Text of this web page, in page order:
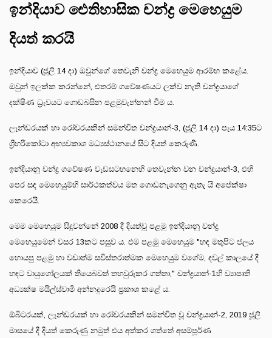
ඉන්දියාව ඓතිහාසික චන්ද්‍ර මෙහෙයුම
දියත් කරයි
ඉන්දියාව (ජූලි 14 දා) ඔවුන්ගේ තෙවැනි චන්ද්‍ර මෙහෙයුම ආරම්භ කළේය.
ඔවුන් ඉලක්ක කරන්නේ, එතරම් ගවේෂණයට ලක්ව නැති චන්ද්‍රයාගේ
දක්ෂිණ ධ්‍රැවයට ගොඩබසින පළමුවැන්නන් වීම ය.
ලෑන්ඩරයක් හා රෝවරයකින් සමන්විත චන්ද්‍රයාන්-3, (ජූලි 14 දා) පැය 14:35ට
ශ්‍රීහරිකෝටා අභ්‍යවකාශ මධ්‍යස්ථානයේ සිට දියත් කෙරුණි.
ඉන්දියානු චන්ද්‍ර ගවේෂණ වැඩසටහනෙහි තෙවැන්න වන චන්ද්‍රයාන්-3, එහි
පෙර සඳ මෙහෙයුම්හි සාර්ථකත්වය මත ගොඩනැගෙනු ඇතැ යි අපේක්ෂා
කෙරෙයි.
මෙම මෙහෙයුම සිදුවන්නේ 2008 දී දියත්වූ පළමු ඉන්දියානු චන්ද්‍ර
මෙහෙයුමෙන් වසර 13කට පසුව ය. එම පළමු මෙහෙයුම "හඳ මතුපිට ජලය
හොයපු පළමු හා වඩාත්ම සවිස්තරාත්මක මෙහෙයුම වගේම, දවල් කාලයේ දී
හඳට වායුගෝලයක් තියෙබවත් තහවුරුකර ගත්තා," චන්ද්‍රයාන්-1හි ව්‍යාපෘති
අධ්‍යක්ෂ මයිල්ස්වාමි අන්නදුරෙයි ප්‍රකාශ කළේ ය.
ඕබිටරයක්, ලෑන්ඩරයක් හා රෝවරයකින් සමන්විත වූ චන්ද්‍රයාන්-2, 2019 ජූලි
මාසයේ දී දියත් කෙරුණු නමුත් එය අත්කර ගත්තේ අසම්පූර්ණ